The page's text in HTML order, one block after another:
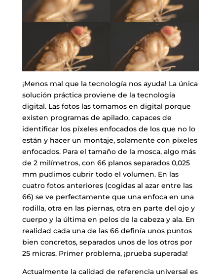
¡Menos mal que la tecnología nos ayuda! La única
solución práctica proviene de la tecnología
digital. Las fotos las tomamos en digital porque
existen programas de apilado, capaces de
identificar los píxeles enfocados de los que no lo
están y hacer un montaje, solamente con píxeles
enfocados. Para el tamaño de la mosca, algo más
de 2 milímetros, con 66 planos separados 0,025
mm pudimos cubrir todo el volumen. En las
cuatro fotos anteriores (cogidas al azar entre las
66) se ve perfectamente que una enfoca en una
rodilla, otra en las piernas, otra en parte del ojo y
cuerpo y la última en pelos de la cabeza y ala. En
realidad cada una de las 66 definía unos puntos
bien concretos, separados unos de los otros por
25 micras. Primer problema, ¡prueba superada!
Actualmente la calidad de referencia universal es